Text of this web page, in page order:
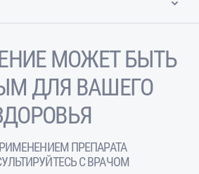
МОЖЕТ БЫТЬ
ДЛЯ ВАШЕГО
ПРЕПАРАТА
С ВРАЧОМ